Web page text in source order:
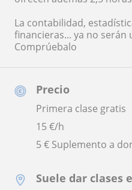
Precio
Primera clase gratis
15€/h
5 € Suplemento a
Suele dar clases
La contabilidad,
financieras... ya no serán
Comprúebalo